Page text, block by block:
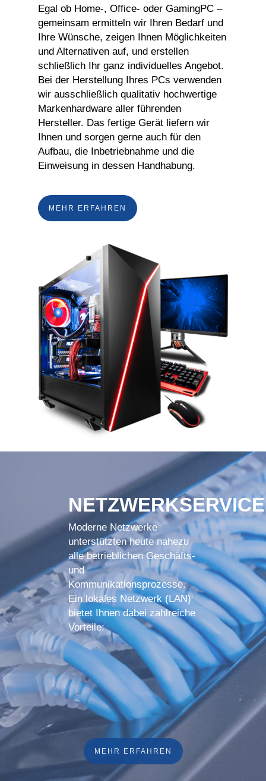
Egal ob Home-, Office- oder GamingPC –
gemeinsam ermitteln wir Ihren Bedarf und
Ihre Wünsche, zeigen Ihnen Möglichkeiten
und Alternativen auf, und erstellen
schließlich Ihr ganz individuelles Angebot.
Bei der Herstellung Ihres PCs verwenden
wir ausschließlich qualitativ hochwertige
Markenhardware aller führenden
Hersteller. Das fertige Gerät liefern wir
Ihnen und sorgen gerne auch für den
Aufbau, die Inbetriebnahme und die
Einweisung in dessen Handhabung.
MEHR ERFAHREN
NETZWERKSERVICE
Moderne Netzwerke
unterstützten heute nahezu
alle betrieblichen Geschäfts-
und
Kommunikationsprozesse.
Ein lokales Netzwerk (LAN)
bietet Ihnen dabei zahlreiche
Vorteile:
MEHR ERFAHREN